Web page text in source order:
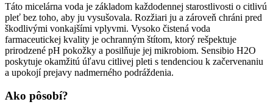
pleť
500
ml
Táto micelárna voda je základom každodennej starostlivosti o citlivú
pleť bez toho, aby ju vysušovala. Rozžiari ju a zároveň chráni pred
škodlivými vonkajšími vplyvmi. Vysoko čistená voda
farmaceutickej kvality je ochranným štítom, ktorý rešpektuje
prirodzené pH pokožky a posilňuje jej mikrobiom. Sensibio H2O
poskytuje okamžitú úľavu citlivej pleti s tendenciou k začervenaniu
a upokojí prejavy nadmerného podráždenia.
Ako pôsobí?